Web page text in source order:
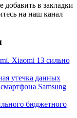
добавить в закладки
на наш канал
Xiaomi 13 сильно
утечка данных
Samsung
бюджетного